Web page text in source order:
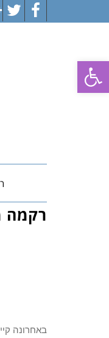
פתח סרגל נגישות
רקמה
באחרונה